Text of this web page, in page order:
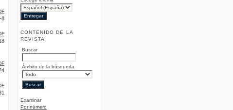
CONTENIDO DE LA
REVISTA
Buscar
Ámbito de la búsqueda
Examinar
Por número
8